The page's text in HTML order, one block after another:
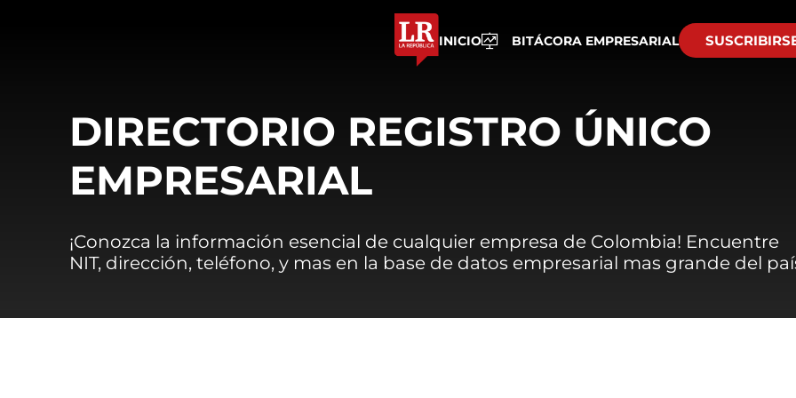
INICIO BITÁCORA EMPRESARIAL
DIRECTORIO REGISTRO ÚNICO
EMPRESARIAL
¡Conozca la información esencial de cualquier empresa de Colombia! Encuentre
NIT, dirección, teléfono, y mas en la base de datos empresarial mas grande del